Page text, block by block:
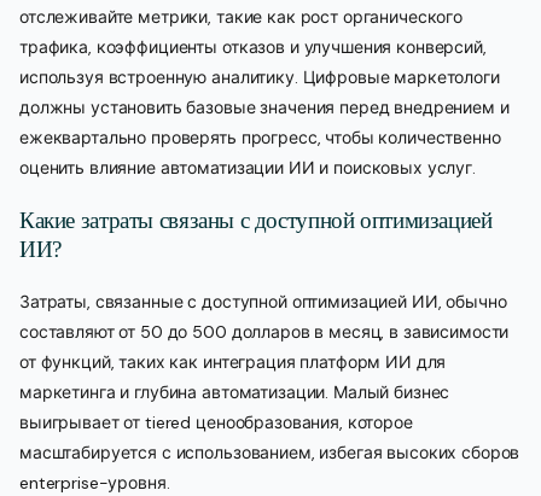
отслеживайте метрики, такие как рост органического
трафика, коэффициенты отказов и улучшения конверсий,
используя встроенную аналитику. Цифровые маркетологи
должны установить базовые значения перед внедрением и
ежеквартально проверять прогресс, чтобы количественно
оценить влияние автоматизации ИИ и поисковых услуг.
Какие затраты связаны с доступной оптимизацией
ИИ?
Затраты, связанные с доступной оптимизацией ИИ, обычно
составляют от 50 до 500 долларов в месяц, в зависимости
от функций, таких как интеграция платформ ИИ для
маркетинга и глубина автоматизации. Малый бизнес
выигрывает от tiered ценообразования, которое
масштабируется с использованием, избегая высоких сборов
enterprise-уровня.